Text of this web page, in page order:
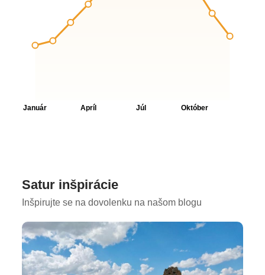
Satur inšpirácie
Inšpirujte se na dovolenku na našom blogu